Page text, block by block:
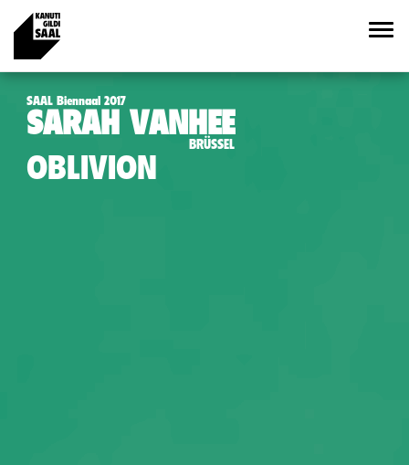
SAAL Biennaal 2017
SARAH VANHEE
BRÜSSEL
OBLIVION